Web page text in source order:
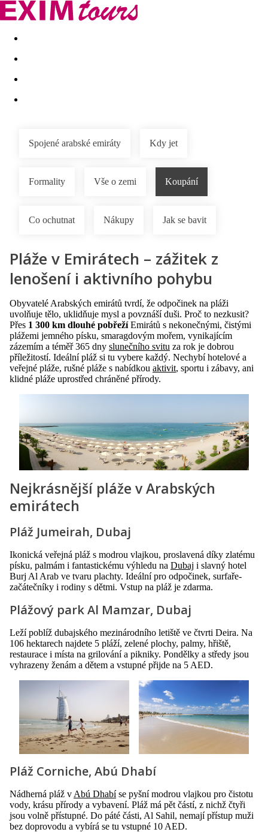
Akční nabídky Last minute
Spojené arabské emiráty Kdy jet
Formality Vše o zemi Koupání
Co ochutnat Nákupy Jak se bavit
Pláže v Emirátech – zážitek z
lenošení i aktivního pohybu
Obyvatelé Arabských emirátů tvrdí, že odpočinek na pláži
uvolňuje tělo, uklidňuje mysl a povznáší duši. Proč to nezkusit?
Přes 1 300 km dlouhé pobřežíEmirátů s nekonečnými, čistými
plážemi jemného písku, smaragdovým mořem, vynikajícím
zázemím a téměř 365 dny slunečního svitu za rok je dobrou
příležitostí. Ideální pláž si tu vybere každý. Nechybí hotelové a
veřejné pláže, rušné pláže s nabídkou aktivit, sportu i zábavy, ani
klidné pláže uprostřed chráněné přírody.
Nejkrásnější pláže v Arabských
emirátech
Pláž Jumeirah, Dubaj
Ikonická veřejná pláž s modrou vlajkou, proslavená díky zlatému
písku, palmám i fantastickému výhledu na Dubaj i slavný hotel
Burj Al Arab ve tvaru plachty. Ideální pro odpočinek, surfaře-
začátečníky i rodiny s dětmi. Vstup na pláž je zdarma.
Plážový park Al Mamzar, Dubaj
Leží poblíž dubajského mezinárodního letiště ve čtvrti Deira. Na
106 hektarech najdete 5 pláží, zelené plochy, palmy, hřiště,
restaurace i místa na grilování a pikniky. Pondělky a středy jsou
vyhrazeny ženám a dětem a vstupné přijde na 5 AED.
Pláž Corniche, Abú Dhabí
Nádherná pláž v Abú Dhabíse pyšní modrou vlajkou pro čistotu
vody, krásu přírody a vybavení. Pláž má pět částí, z nichž čtyři
jsou volně přístupné. Do páté části, Al Sahil, nemají přístup muži
bez doprovodu a vybírá se tu vstupné 10 AED.